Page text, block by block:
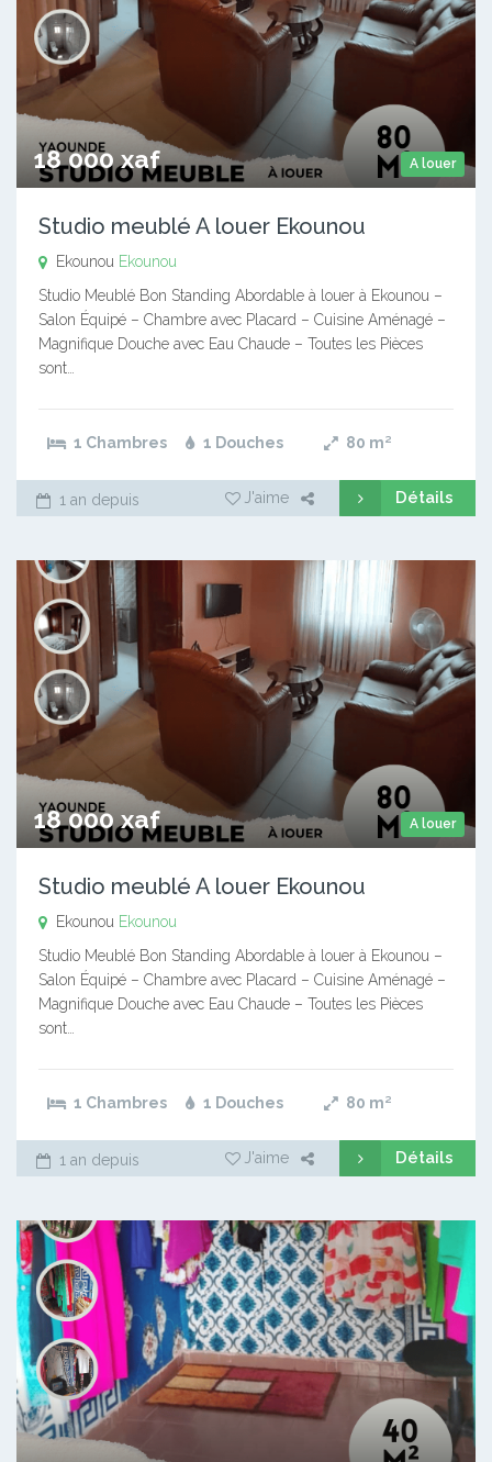
A louer
18 000 xaf
Studio meublé A louer Ekounou
Ekounou Ekounou
Studio Meublé Bon Standing Abordable à louer à Ekounou –
Salon Équipé – Chambre avec Placard – Cuisine Aménagé –
Magnifique Douche avec Eau Chaude – Toutes les Pièces
sont…
1 Chambres 1 Douches 80 m²
1 an depuis J'aime Détails
A louer
18 000 xaf
Studio meublé A louer Ekounou
Ekounou Ekounou
Studio Meublé Bon Standing Abordable à louer à Ekounou –
Salon Équipé – Chambre avec Placard – Cuisine Aménagé –
Magnifique Douche avec Eau Chaude – Toutes les Pièces
sont…
1 Chambres 1 Douches 80 m²
1 an depuis J'aime Détails